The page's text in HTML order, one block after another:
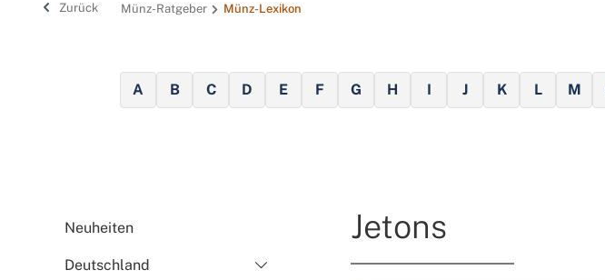
Zurück Münz-Ratgeber Münz-Lexikon
A B C D E F G H I J K L M
Neuheiten
Deutschland
Jetons